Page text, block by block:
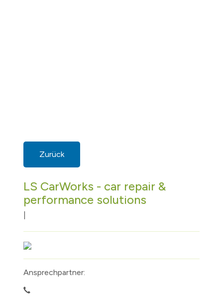
Zurück
LS CarWorks - car repair &
performance solutions
Ansprechpartner: